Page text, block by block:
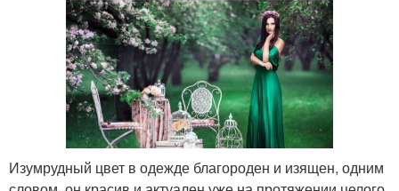
Изумрудный цвет в одежде благороден и изящен, одним